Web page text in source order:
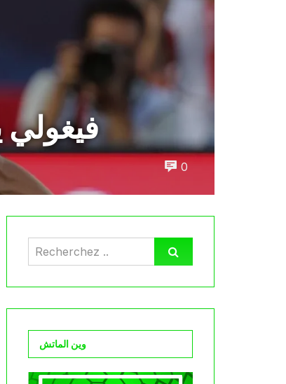
فيغولي
0
وين الماتش